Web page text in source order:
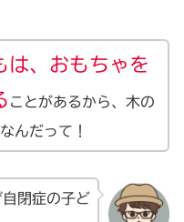
は、おもちゃを
ことがあるから、木の
んだって！
閉症の子ど